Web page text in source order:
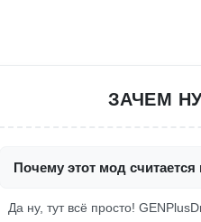
ЗАЧЕМ
Почему этот мод
Да ну, тут всё просто!